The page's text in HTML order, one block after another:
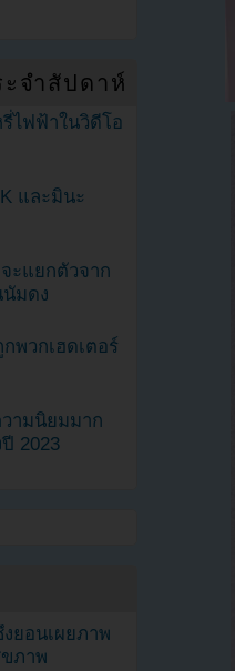
จำสัปดาห์
ไฟฟ้าในวิดีโอ
และมินะ
จะแยกตัวจาก
มดง
พวกเฮดเตอร์
ามนิยมมาก
2023
ยอนเผยภาพ
ภาพ